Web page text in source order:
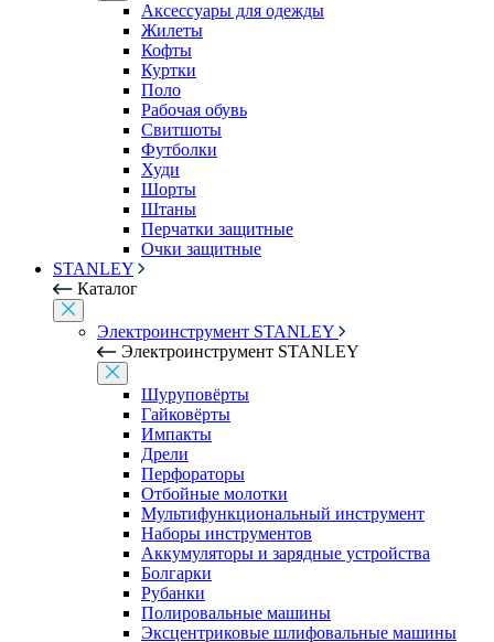
Аксессуары для одежды
Жилеты
Кофты
Куртки
Поло
Рабочая обувь
Свитшоты
Футболки
Худи
Шорты
Штаны
Перчатки защитные
Очки защитные
STANLEY
Каталог
Электроинструмент STANLEY
Электроинструмент STANLEY
Шуруповёрты
Гайковёрты
Импакты
Дрели
Перфораторы
Отбойные молотки
Мультифункциональный инструмент
Наборы инструментов
Аккумуляторы и зарядные устройства
Болгарки
Рубанки
Полировальные машины
Эксцентриковые шлифовальные машины